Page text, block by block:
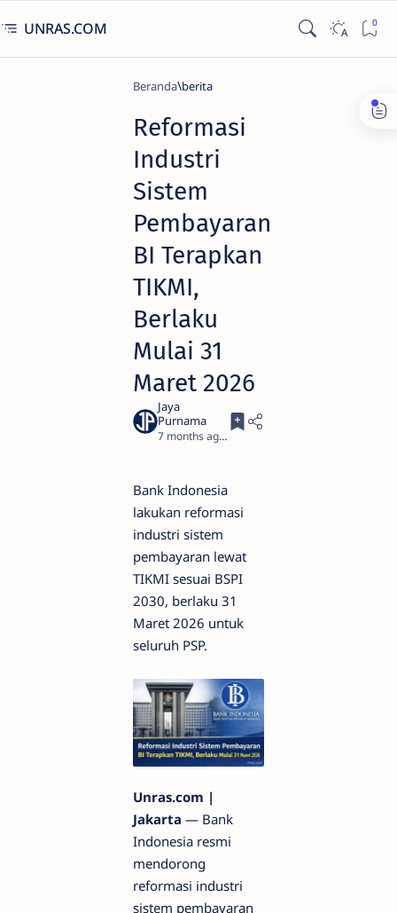
UNRAS.COM
Beranda berita
Reformasi
Industri
Sistem
Pembayaran
BI Terapkan
TIKMI,
Berlaku
Mulai 31
Maret 2026
7 months ago
Bank Indonesia
lakukan reformasi
industri sistem
pembayaran lewat
TIKMI sesuai BSPI
2030, berlaku 31
Maret 2026 untuk
seluruh PSP.
Unras.com |
Jakarta — Bank
Indonesia resmi
mendorong
reformasi industri
sistem pembayaran